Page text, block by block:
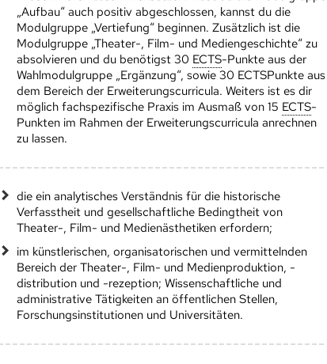
„Aufbau“ auch positiv abgeschlossen, kannst du die
Modulgruppe „Vertiefung“ beginnen. Zusätzlich ist die
Modulgruppe „Theater-, Film- und Mediengeschichte“ zu
absolvieren und du benötigst 30 ECTS-Punkte aus der
Wahlmodulgruppe „Ergänzung“, sowie 30 ECTSPunkte aus
dem Bereich der Erweiterungscurricula. Weiters ist es dir
möglich fachspezifische Praxis im Ausmaß von 15 ECTS-
Punkten im Rahmen der Erweiterungscurricula anrechnen
zu lassen.
die ein analytisches Verständnis für die historische
Verfasstheit und gesellschaftliche Bedingtheit von
Theater-, Film- und Medienästhetiken erfordern;
im künstlerischen, organisatorischen und vermittelnden
Bereich der Theater-, Film- und Medienproduktion, -
distribution und -rezeption; Wissenschaftliche und
administrative Tätigkeiten an öffentlichen Stellen,
Forschungsinstitutionen und Universitäten.